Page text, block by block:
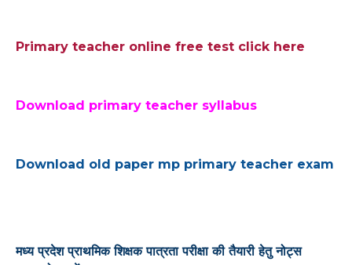
Primary teacher online free test click here
Download primary teacher syllabus
Download old paper mp primary teacher exam
मध्य प्रदेश प्राथमिक शिक्षक पात्रता परीक्षा की तैयारी हेतु नोट्स